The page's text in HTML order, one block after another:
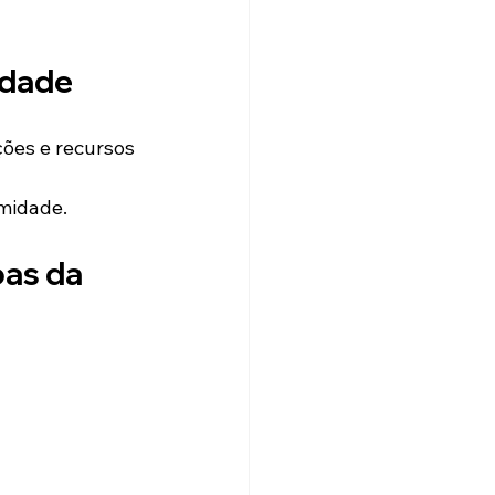
e recursos
da